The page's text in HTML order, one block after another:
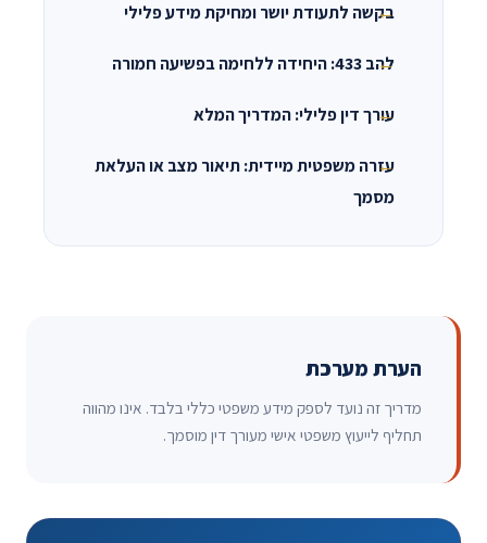
בקשה לתעודת יושר ומחיקת מידע פלילי
להב 433: היחידה ללחימה בפשיעה חמורה
עורך דין פלילי: המדריך המלא
עזרה משפטית מיידית: תיאור מצב או העלאת
מסמך
הערת מערכת
מדריך זה נועד לספק מידע משפטי כללי בלבד. אינו מהווה
תחליף לייעוץ משפטי אישי מעורך דין מוסמך.